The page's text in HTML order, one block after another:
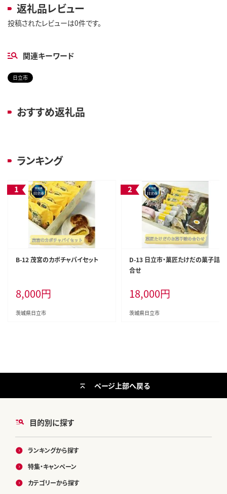
返礼品レビュー
投稿されたレビューは0件です。
関連キーワード
日立市
おすすめ返礼品
ランキング
B-12 茂宮のカボチャパイセット
8,000円
茨城県日立市
D-13 日立市・菓匠たけだの菓子詰
合せ
18,000円
茨城県日立市
目的別に探す
ランキングから探す
特集・キャンペーン
カテゴリーから探す
ページ上部へ戻る